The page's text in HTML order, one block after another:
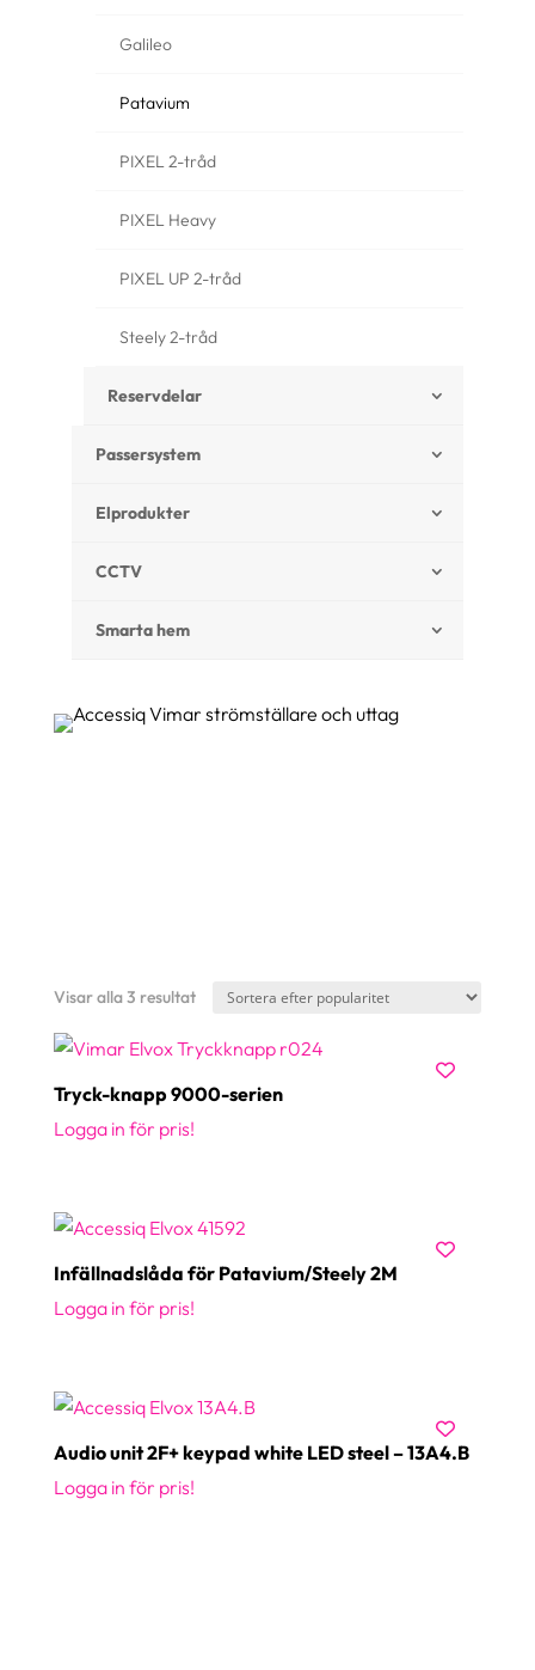
Galileo
Patavium
PIXEL 2-tråd
PIXEL Heavy
PIXEL UP 2-tråd
Steely 2-tråd
Reservdelar
Passersystem
Elprodukter
CCTV
Smarta hem
Visar alla 3 resultatSortera
popularitet
Tryck-knapp 9000-serien
Logga in för pris!
Infällnadslåda för Patavium/Steely 2M
Logga in för pris!
Audio unit 2F+ keypad white LED steel – 13A4.B
Logga in för pris!